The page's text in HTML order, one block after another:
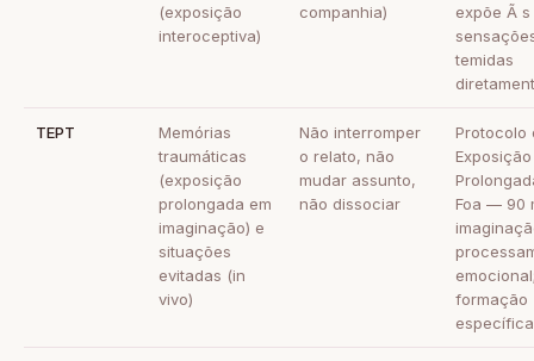
(exposição
interoceptiva)
companhia)
expõe Ã s
temidas
TEPT
Memórias
traumáticas
(exposição
prolongada em
imaginação) e
situações
evitadas (in
vivo)
Não interromper
o relato, não
mudar assunto,
não dissociar
Protocolo
Exposição
Foa — 90
formação
específica